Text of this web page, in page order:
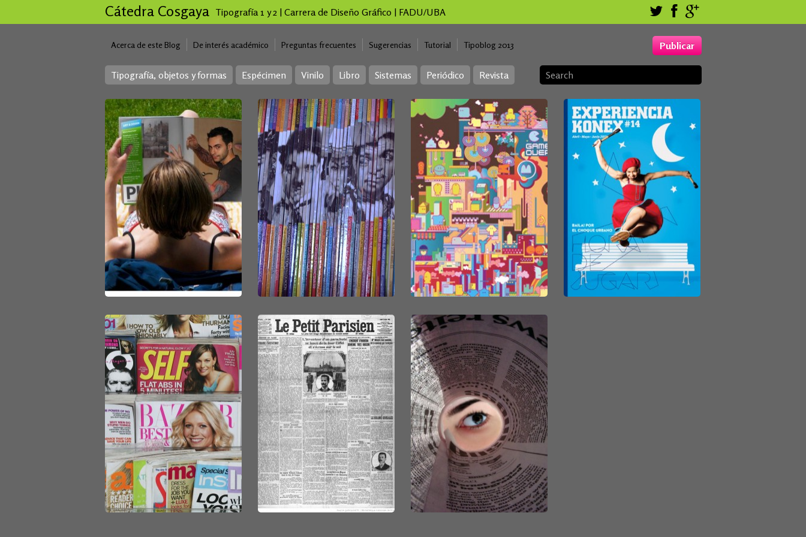
Cátedra Cosgaya Tipografía 1 y 2 | Carrera de Diseño Gráfico | FADU/UBA
Publicar
Acerca de este Blog De interés académico Preguntas frecuentes Sugerencias Tutorial Tipoblog 2013
Tipografía, objetos y formas Espécimen Vinilo Libro Sistemas Periódico Revista